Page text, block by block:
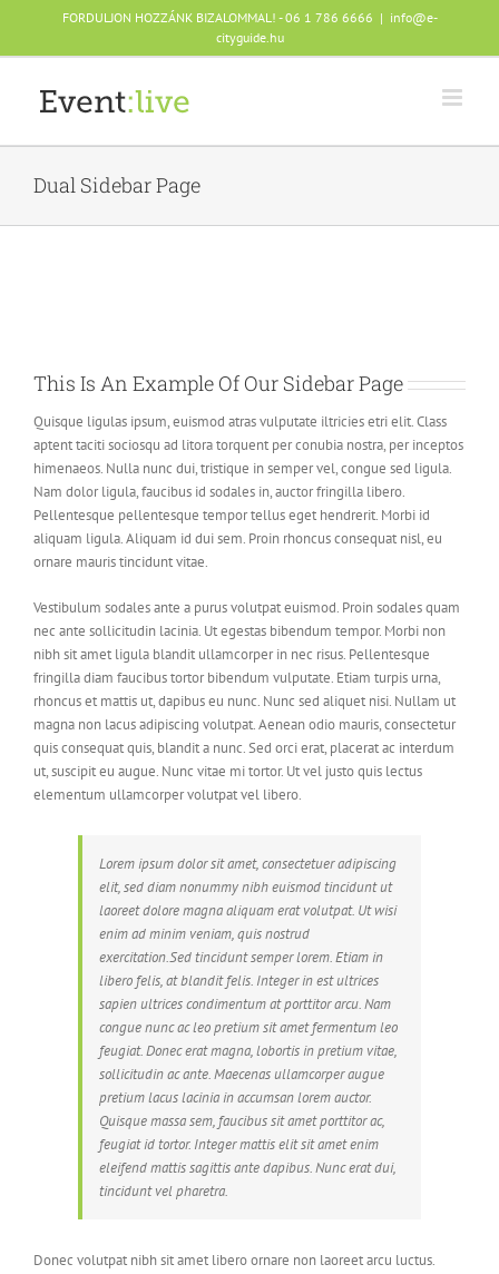
content
FORDULJON HOZZÁNK BIZALOMMAL! - 06 1 786 6666 | info@e-
cityguide.hu
Dual Sidebar Page
This Is An Example Of Our Sidebar Page
Quisque ligulas ipsum, euismod atras vulputate iltricies etri elit. Class
aptent taciti sociosqu ad litora torquent per conubia nostra, per inceptos
himenaeos. Nulla nunc dui, tristique in semper vel, congue sed ligula.
Nam dolor ligula, faucibus id sodales in, auctor fringilla libero.
Pellentesque pellentesque tempor tellus eget hendrerit. Morbi id
aliquam ligula. Aliquam id dui sem. Proin rhoncus consequat nisl, eu
ornare mauris tincidunt vitae.
Vestibulum sodales ante a purus volutpat euismod. Proin sodales quam
nec ante sollicitudin lacinia. Ut egestas bibendum tempor. Morbi non
nibh sit amet ligula blandit ullamcorper in nec risus. Pellentesque
fringilla diam faucibus tortor bibendum vulputate. Etiam turpis urna,
rhoncus et mattis ut, dapibus eu nunc. Nunc sed aliquet nisi. Nullam ut
magna non lacus adipiscing volutpat. Aenean odio mauris, consectetur
quis consequat quis, blandit a nunc. Sed orci erat, placerat ac interdum
ut, suscipit eu augue. Nunc vitae mi tortor. Ut vel justo quis lectus
elementum ullamcorper volutpat vel libero.
Lorem ipsum dolor sit amet, consectetuer adipiscing
elit, sed diam nonummy nibh euismod tincidunt ut
laoreet dolore magna aliquam erat volutpat. Ut wisi
enim ad minim veniam, quis nostrud
exercitation.Sed tincidunt semper lorem. Etiam in
libero felis, at blandit felis. Integer in est ultrices
sapien ultrices condimentum at porttitor arcu. Nam
congue nunc ac leo pretium sit amet fermentum leo
feugiat. Donec erat magna, lobortis in pretium vitae,
sollicitudin ac ante. Maecenas ullamcorper augue
pretium lacus lacinia in accumsan lorem auctor.
Quisque massa sem, faucibus sit amet porttitor ac,
feugiat id tortor. Integer mattis elit sit amet enim
eleifend mattis sagittis ante dapibus. Nunc erat dui,
tincidunt vel pharetra.
Donec volutpat nibh sit amet libero ornare non laoreet arcu luctus.